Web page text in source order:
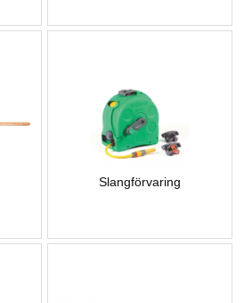
Slangförvaring